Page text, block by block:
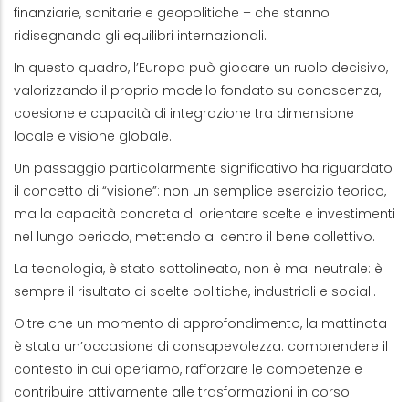
finanziarie, sanitarie e geopolitiche – che stanno
ridisegnando gli equilibri internazionali.
In questo quadro, l’Europa può giocare un ruolo decisivo,
valorizzando il proprio modello fondato su conoscenza,
coesione e capacità di integrazione tra dimensione
locale e visione globale.
Un passaggio particolarmente significativo ha riguardato
il concetto di “visione”: non un semplice esercizio teorico,
ma la capacità concreta di orientare scelte e investimenti
nel lungo periodo, mettendo al centro il bene collettivo.
La tecnologia, è stato sottolineato, non è mai neutrale: è
sempre il risultato di scelte politiche, industriali e sociali.
Oltre che un momento di approfondimento, la mattinata
è stata un’occasione di consapevolezza: comprendere il
contesto in cui operiamo, rafforzare le competenze e
contribuire attivamente alle trasformazioni in corso.